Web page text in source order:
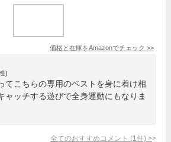
価格と在庫をAmazonでチェック >>
)
てこちらの専用のベストを身に着け相
ャッチする遊びで全身運動にもなりま
全てのおすすめコメント (1 件) >